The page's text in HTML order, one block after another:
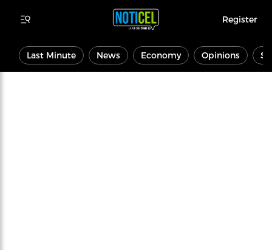
Register
Last Minute News Economy Opinions